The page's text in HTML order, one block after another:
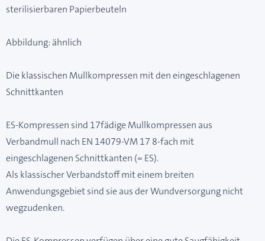
sterilisierbaren Papierbeuteln
Abbildung: ähnlich
Die klassischen Mullkompressen mit den eingeschlagenen
Schnittkanten
ES-Kompressen sind 17fädige Mullkompressen aus
Verbandmull nach EN 14079-VM 17 8-fach mit
eingeschlagenen Schnittkanten (= ES).
Als klassischer Verbandstoff mit einem breiten
Anwendungsgebiet sind sie aus der Wundversorgung nicht
wegzudenken.